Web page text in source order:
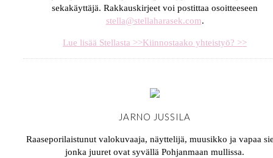
sekakäyttäjä. Rakkauskirjeet voi postittaa osoitteeseen
stella@stellaharasek.com.
Lue lisää Stellasta >>Kiinnostaako yhteistyö? >>
JARNO JUSSILA
Raaseporilaistunut valokuvaaja, näyttelijä, muusikko ja vapaa
jonka juuret ovat syvällä Pohjanmaan mullissa.